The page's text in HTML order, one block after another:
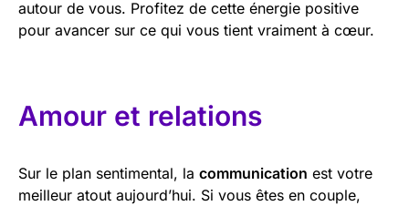
autour de vous. Profitez de cette énergie positive
pour avancer sur ce qui vous tient vraiment à cœur.
Amour et relations
Sur le plan sentimental, la communication est votre
meilleur atout aujourd’hui. Si vous êtes en couple,